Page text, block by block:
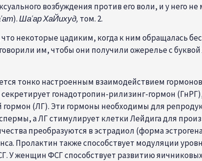
возбуждения против его воли, и у него
).Шаʿар ХаЙихуд, том. 2.
некоторые цадиким, когда к ним обращалась
им, чтобы они получили ожерелье с буквой
тонко настроенным взаимодействием
гонадотропин-рилизинг-гормон
(ЛГ). Эти гормоны необходимы для
а ЛГ стимулирует клетки Лейдига для
преобразуются в эстрадиол (форма
Пролактин также способствует модуляции
У женщин ФСГ способствует развитию